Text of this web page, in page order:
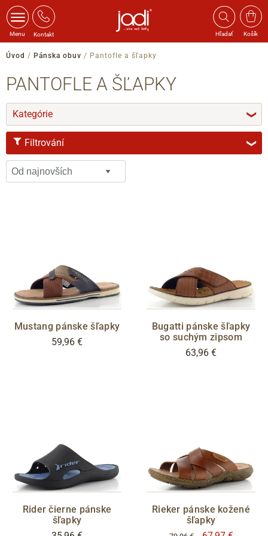
Menu Kontakt Hľadať Košík
Úvod / Pánska obuv / Pantofle a šľapky
PANTOFLE A ŠĽAPKY
Kategórie ❯
Filtrování ❯
VELIKOST
G
ZNAČKA
Rieker
BARVY
černá šedá
hnědá modrá
Mustang pánske šľapky
59,96 €
Bugatti pánske šľapky
so suchým zipsom
63,96 €
Rider čierne pánske
šľapky
Rieker pánske kožené
šľapky